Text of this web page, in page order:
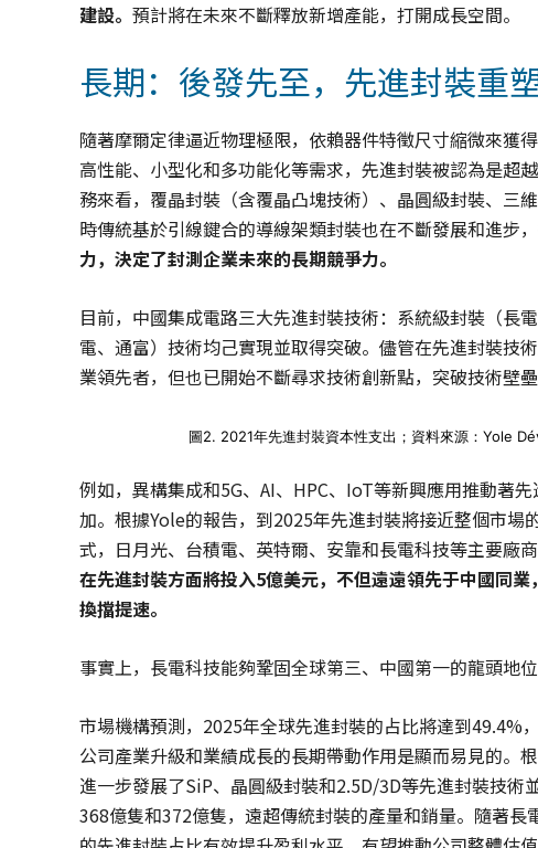
建設。 預計將在未來不斷釋放新增產能，打開成長空間。
長期：後發先至，先進封裝重
隨著摩爾定律逼近物理極限，依賴器件特徵尺寸縮微來獲
高性能、小型化和多功能化等需求，先進封裝被認為是超
務來看，覆晶封裝（含覆晶凸塊技術）、晶圓級封裝、三
時傳統基於引線鍵合的導線架類封裝也在不斷發展和進步
力，決定了封測企業未來的長期競爭力。
目前，中國集成電路三大先進封裝技術：系統級封裝（長
電、通富）技術均己實現並取得突破。儘管在先進封裝技
業領先者，但也已開始不斷尋求技術創新點，突破技術壁壘
圖2. 2021年先進封裝資本性支出；資料來源：Yole
例如，異構集成和5G、AI、HPC、IoT等新興應用推動著
加。根據Yole的報告，到2025年先進封裝將接近整個市
式，日月光、台積電、英特爾、安靠和長電科技等主要廠
在先進封裝方面將投入5億美元，不但遠遠領先于中國同
換擋提速。
事實上，長電科技能夠鞏固全球第三、中國第一的龍頭地
市場機構預測，2025年全球先進封裝的占比將達到49.4%
公司產業升級和業績成長的長期帶動作用是顯而易見的。
進一步發展了SiP、晶圓級封裝和2.5D/3D等先進封裝技
368億隻和372億隻，遠超傳統封裝的產量和銷量。隨著